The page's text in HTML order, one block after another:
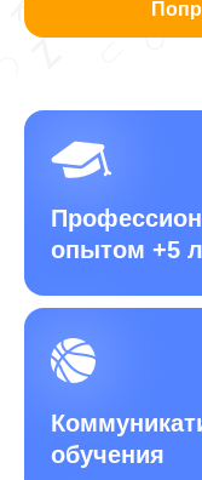
опытом +5
обучения